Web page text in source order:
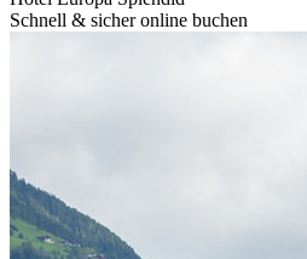
Schnell & sicher online buchen